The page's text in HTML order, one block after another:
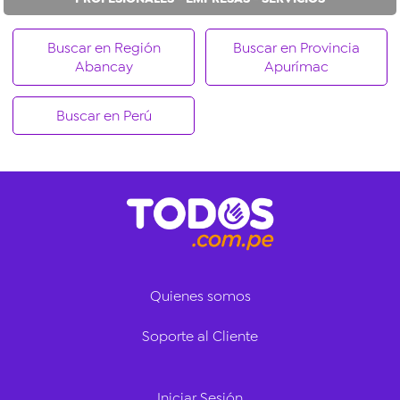
Buscar en Región
Abancay
Buscar en Provincia
Apurímac
Buscar en Perú
Quienes somos
Soporte al Cliente